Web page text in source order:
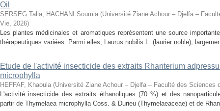
Oil
SERSEG Talia, HACHANI Soumia (Université Ziane Achour – Djelfa –
Vie, 2026)
Les plantes médicinales et aromatiques représentent une source
thérapeutiques variées. Parmi elles, Laurus nobilis L. (laurier noble),
Etude de l'activité insecticide des extraits Rhanterium
microphylla
HEFFAF, Khaoula (Université Ziane Achour – Djelfa – Faculté des Sciences
L'activité insecticide des extraits éthanoliques (70 %) et des
partir de Thymelaea microphylla Coss. & Durieu (Thymelaeaceae) et de